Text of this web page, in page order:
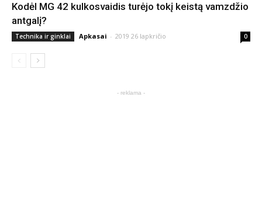
Kodėl MG 42 kulkosvaidis turėjo tokį keistą vamzdžio
antgalį?
Technika ir ginklai Apkasai - 2019 26 lapkričio 0
- reklama -